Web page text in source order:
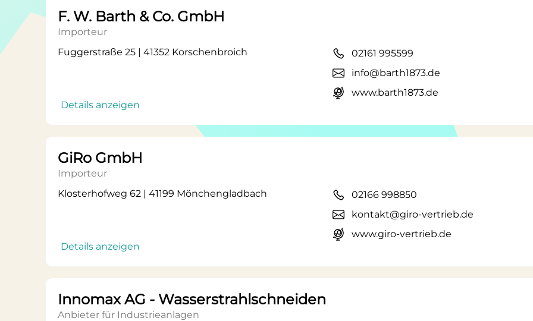
F. W. Barth & Co. GmbH
Importeur
Fuggerstraße 25 | 41352 Korschenbroich
Details anzeigen
02161 995599
info@barth1873.de
www.barth1873.de
GiRo GmbH
Importeur
Klosterhofweg 62 | 41199 Mönchengladbach
Details anzeigen
02166 998850
kontakt@giro-vertrieb.de
www.giro-vertrieb.de
Innomax AG - Wasserstrahlschneiden
Anbieter für Industrieanlagen